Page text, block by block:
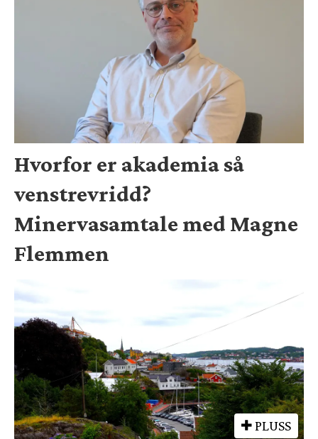
Hvorfor er akademia så
venstrevridd?
Minervasamtale med Magne
Flemmen
PLUSS